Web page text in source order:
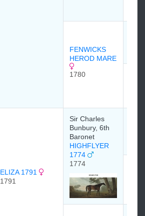
FENWICKS
HEROD MARE
1780
ELIZA 1791
1791
Sir Charles
Bunbury, 6th
Baronet
HIGHFLYER
1774
1774